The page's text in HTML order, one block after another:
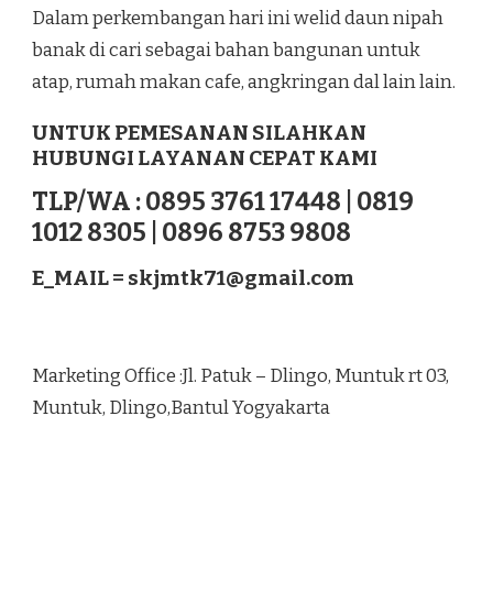
Dalam perkembangan hari ini welid daun nipah
banak di cari sebagai bahan bangunan untuk
atap, rumah makan cafe, angkringan dal lain lain.
UNTUK PEMESANAN SILAHKAN
HUBUNGI LAYANAN CEPAT KAMI
TLP/WA : 0895 3761 17448 | 0819
1012 8305 | 0896 8753 9808
E_MAIL = skjmtk71@gmail.com
Marketing Office :Jl. Patuk – Dlingo, Muntuk rt 03,
Muntuk, Dlingo,Bantul Yogyakarta